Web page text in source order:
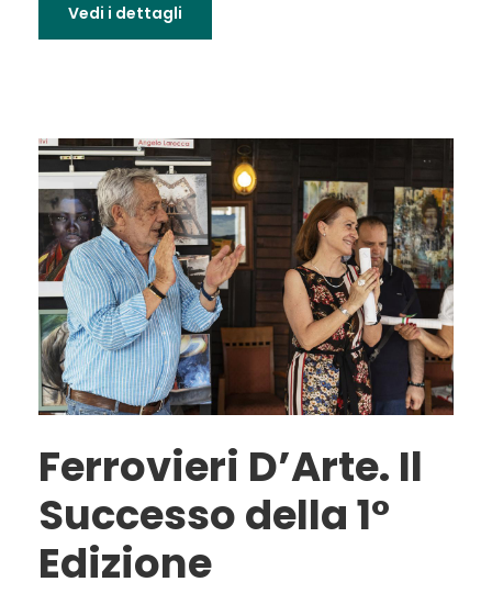
Vedi i dettagli
Ferrovieri D’Arte. Il
Successo della 1°
Edizione